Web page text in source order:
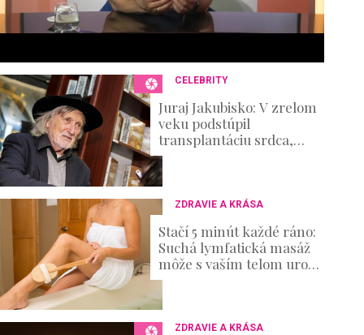
CELEBRITY
Juraj Jakubisko: V zrelom
veku podstúpil
transplantáciu srdca,
verejnosť netušila, že v
tichosti zvádza aj iný boj
ZDRAVIE A KRÁSA
Stačí 5 minút každé ráno:
Suchá lymfatická masáž
môže s vaším telom urobiť
hotové zázraky
ZDRAVIE A KRÁSA